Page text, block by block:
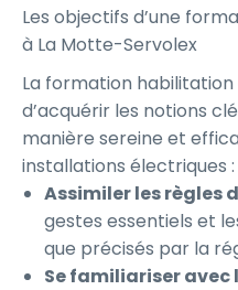
Les objectifs d’une
à La Motte-Servolex
La formation
d’acquérir les notions
manière sereine et
installations électriques :
Assimiler les règles
gestes essentiels et
que précisés par la
Se familiariser